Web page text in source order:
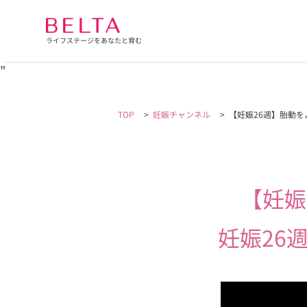
ライフステージをあなたと育む
"
TOP > 妊娠チャンネル > 【妊娠26週】胎動
【妊
妊娠26